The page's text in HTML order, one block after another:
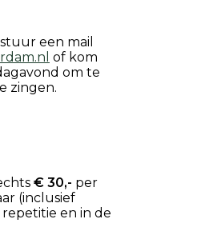
een mail
of kom
om te
zingen.
€ 30,- per
(inclusief
en in de